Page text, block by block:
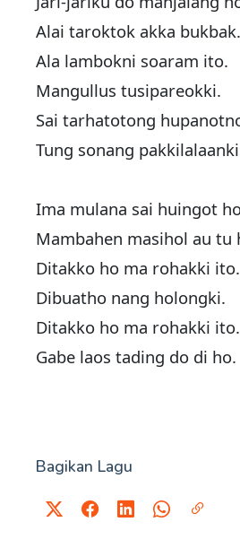
Alai taroktok akka bukbak.
Ala lambokni soaram ito.
Mangullus tusipareokki.
Sai tarhatotong
Tung sonang
Ima mulana sai huingot
Mambahen masihol au tu
Ditakko ho ma rohakki ito.
Dibuatho nang holongki.
Ditakko ho ma rohakki ito.
Gabe laos tading do di ho.
Bagikan Lagu